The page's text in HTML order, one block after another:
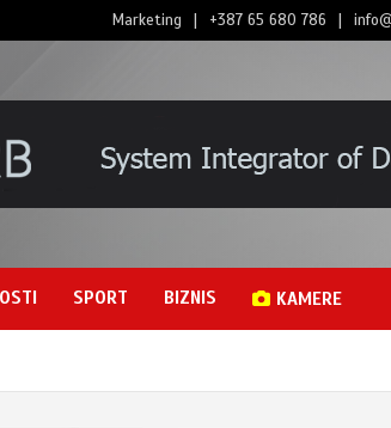
Marketing +387 65 680 786
SPORT BIZNIS KAMERE